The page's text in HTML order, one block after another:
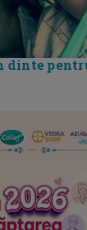
dinte